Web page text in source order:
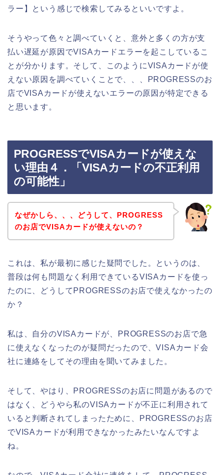
ラー】という感じで検索してみるといいですよ。
そうやって色々と調べていくと、意外と多くの方が支
払い遅延が原因でVISAカードエラーを起こしているこ
とが分かります。そして、このようにVISAカードが使
えない原因を調べていくことで、、、PROGRESSのお
店でVISAカードが使えないエラーの原因が特定できる
と思います。
PROGRESSでVISAカードが使えな
い理由４．「VISAカードの不正利用
の可能性」
なぜかしら、、、どうして、PROGRESS
のお店でVISAカードが使えないの？
これは、私が最初に感じた疑問でした。というのは、
普段は何も問題なく利用できているVISAカードを使っ
たのに、どうしてPROGRESSのお店で使えなかったの
か？
私は、自分のVISAカードが、PROGRESSのお店で急
に使えなくなったのが疑問だったので、VISAカード会
社に連絡をしてその理由を聞いてみました。
そして、やはり、PROGRESSのお店に問題があるので
はなく、どうやら私のVISAカードが不正に利用されて
いると判断されてしまったために、PROGRESSのお店
でVISAカードが利用できなかったみたいなんですよ
ね。